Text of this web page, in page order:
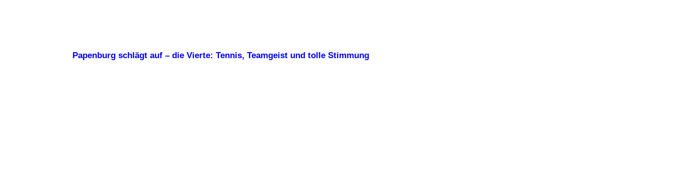
Papenburg schlägt auf – die Vierte: Tennis, Teamgeist und tolle Stimmung